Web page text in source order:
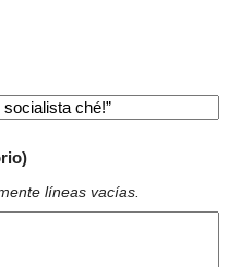
líneas vacías.